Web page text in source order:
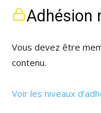
Adhésion
Vous devez être
contenu.
Voir les niveaux